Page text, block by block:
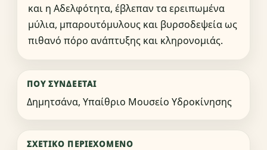
και η Αδελφότητα, έβλεπαν τα ερειπωμένα
μύλια, μπαρουτόμυλους και βυρσοδεψεία ως
πιθανό πόρο ανάπτυξης και κληρονομιάς.
ΠΟΎ ΣΥΝΔΈΕΤΑΙ
Δημητσάνα, Υπαίθριο Μουσείο Υδροκίνησης
ΣΧΕΤΙΚΌ ΠΕΡΙΕΧΌΜΕΝΟ